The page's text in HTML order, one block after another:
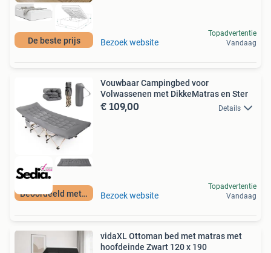
De beste prijs Bezoek website
Topadvertentie
Vandaag
Beoordeeld met 9+
Vouwbaar Campingbed voor
Volwassenen met DikkeMatras en Ster
€ 109,00 Details
Bezoek website
Topadvertentie
Vandaag
vidaXL Ottoman bed met matras met
hoofdeinde Zwart 120 x 190